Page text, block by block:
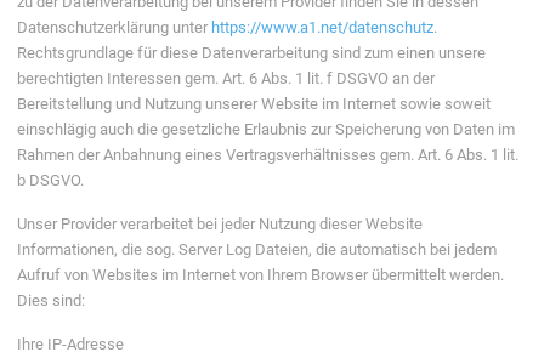
Datenschutzerklärung unter https://www.a1.net/datenschutz.
Rechtsgrundlage für diese Datenverarbeitung sind zum einen unsere
berechtigten Interessen gem. Art. 6 Abs. 1 lit. f DSGVO an der
Bereitstellung und Nutzung unserer Website im Internet sowie soweit
einschlägig auch die gesetzliche Erlaubnis zur Speicherung von Daten im
Rahmen der Anbahnung eines Vertragsverhältnisses gem. Art. 6 Abs. 1 lit.
b DSGVO.
Unser Provider verarbeitet bei jeder Nutzung dieser Website
Informationen, die sog. Server Log Dateien, die automatisch bei jedem
Aufruf von Websites im Internet von Ihrem Browser übermittelt werden.
Dies sind:
Ihre IP-Adresse